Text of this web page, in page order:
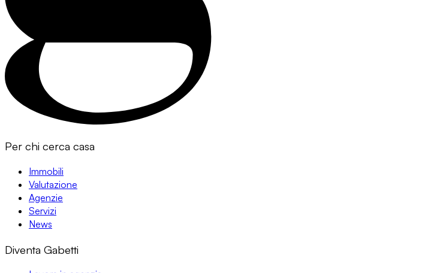
Per chi cerca casa
Immobili
Valutazione
Agenzie
Servizi
News
Diventa Gabetti